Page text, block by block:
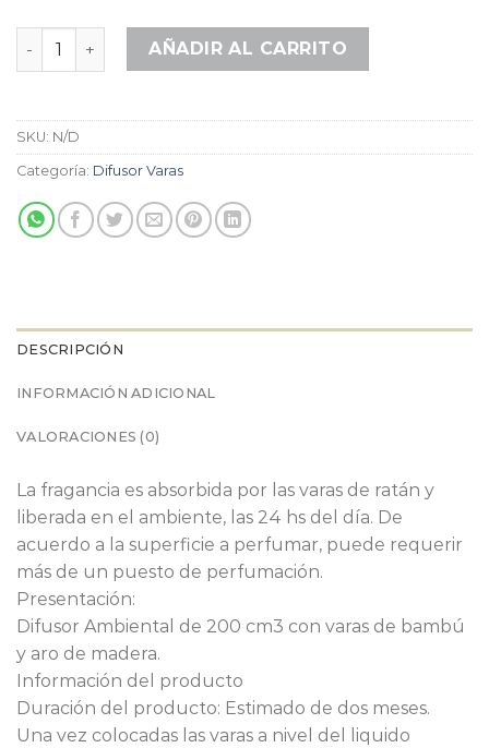
Difusor Ambiental Varas Clásica 200ml cantidad
AÑADIR AL CARRITO
SKU: N/D
Categoría: Difusor Varas
DESCRIPCIÓN
INFORMACIÓN ADICIONAL
VALORACIONES (0)
La fragancia es absorbida por las varas de ratán y
liberada en el ambiente, las 24 hs del día. De
acuerdo a la superficie a perfumar, puede requerir
más de un puesto de perfumación.
Presentación:
Difusor Ambiental de 200 cm3 con varas de bambú
y aro de madera.
Información del producto
Duración del producto: Estimado de dos meses.
Una vez colocadas las varas a nivel del liquido